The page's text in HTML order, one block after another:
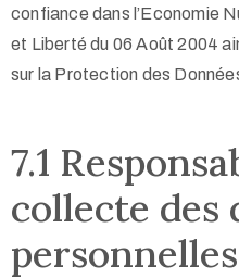
confiance dans l’Economie
et Liberté du 06 Août 2004
sur la Protection des
7.1
collecte des
personnelles